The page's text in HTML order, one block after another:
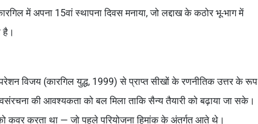
में अपना 15वां स्थापना दिवस मनाया, जो लद्दाख के कठोर भू-भाग में
है।
विजय (कारगिल युद्ध, 1999) से प्राप्त सीखों के रणनीतिक उत्तर के रूप
की आवश्यकता को बल मिला ताकि सैन्य तैयारी को बढ़ाया जा सके।
कवर करता था — जो पहले परियोजना हिमांक के अंतर्गत आते थे।